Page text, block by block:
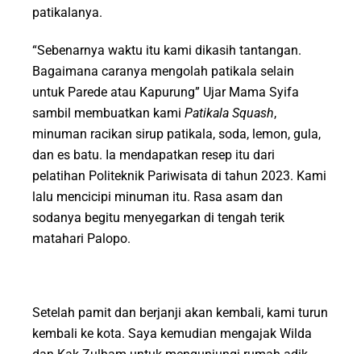
patikalanya.
“Sebenarnya waktu itu kami dikasih tantangan.
Bagaimana caranya mengolah patikala selain
untuk Parede atau Kapurung” Ujar Mama Syifa
sambil membuatkan kami Patikala Squash,
minuman racikan sirup patikala, soda, lemon, gula,
dan es batu. Ia mendapatkan resep itu dari
pelatihan Politeknik Pariwisata di tahun 2023. Kami
lalu mencicipi minuman itu. Rasa asam dan
sodanya begitu menyegarkan di tengah terik
matahari Palopo.
Setelah pamit dan berjanji akan kembali, kami turun
kembali ke kota. Saya kemudian mengajak Wilda